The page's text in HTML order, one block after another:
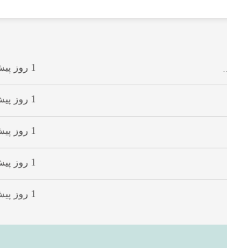
1 روز پیش
1 روز پیش
1 روز پیش
1 روز پیش
1 روز پیش